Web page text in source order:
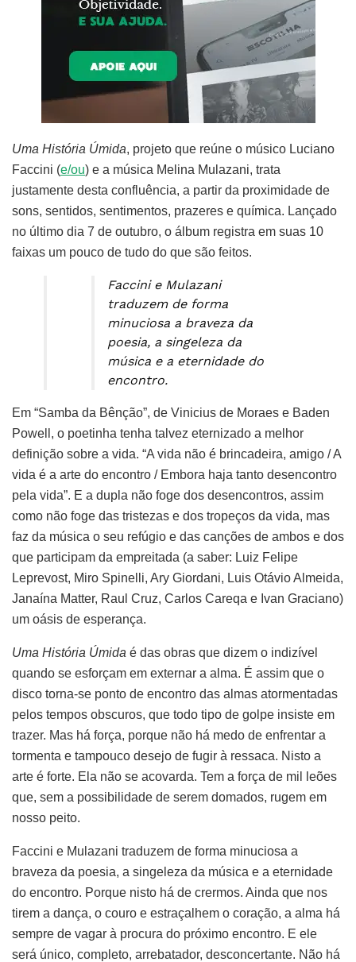
Uma História Úmida, projeto que reúne o músico Luciano
Faccini (e/ou) e a música Melina Mulazani, trata
justamente desta confluência, a partir da proximidade de
sons, sentidos, sentimentos, prazeres e química. Lançado
no último dia 7 de outubro, o álbum registra em suas 10
faixas um pouco de tudo do que são feitos.
Faccini e Mulazani
traduzem de forma
minuciosa a braveza da
poesia, a singeleza da
música e a eternidade do
encontro.
Em “Samba da Bênção”, de Vinicius de Moraes e Baden
Powell, o poetinha tenha talvez eternizado a melhor
definição sobre a vida. “A vida não é brincadeira, amigo / A
vida é a arte do encontro / Embora haja tanto desencontro
pela vida”. E a dupla não foge dos desencontros, assim
como não foge das tristezas e dos tropeços da vida, mas
faz da música o seu refúgio e das canções de ambos e dos
que participam da empreitada (a saber: Luiz Felipe
Leprevost, Miro Spinelli, Ary Giordani, Luis Otávio Almeida,
Janaína Matter, Raul Cruz, Carlos Careqa e Ivan Graciano)
um oásis de esperança.
Uma História Úmida é das obras que dizem o indizível
quando se esforçam em externar a alma. É assim que o
disco torna-se ponto de encontro das almas atormentadas
pelos tempos obscuros, que todo tipo de golpe insiste em
trazer. Mas há força, porque não há medo de enfrentar a
tormenta e tampouco desejo de fugir à ressaca. Nisto a
arte é forte. Ela não se acovarda. Tem a força de mil leões
que, sem a possibilidade de serem domados, rugem em
nosso peito.
Faccini e Mulazani traduzem de forma minuciosa a
braveza da poesia, a singeleza da música e a eternidade
do encontro. Porque nisto há de crermos. Ainda que nos
tirem a dança, o couro e estraçalhem o coração, a alma há
sempre de vagar à procura do próximo encontro. E ele
será único, completo, arrebatador, desconcertante. Não há